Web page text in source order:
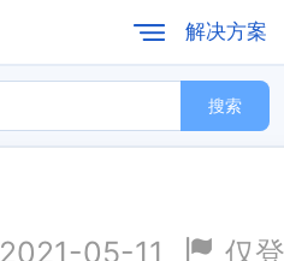
解决方案
搜索
2021-05-11 仅